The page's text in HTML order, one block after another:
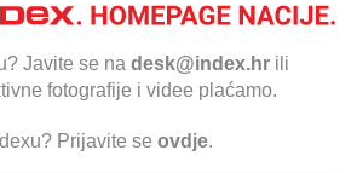
Javite se na desk@index.hr ili
fotografije i videe plaćamo.
Prijavite se ovdje.